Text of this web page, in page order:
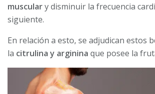
musculary disminuir la frecuencia
siguiente.
En relación a esto, se adjudican estos
la citrulina y arginina que posee la